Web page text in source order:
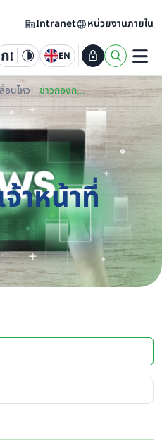
Intranet หน่วยงานภายใน
EN
อนไหว ข่าวกองการเจ้าหน้าที่
าหน้าที่